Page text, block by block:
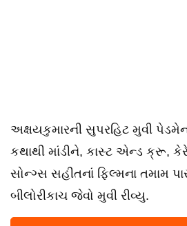
અક્ષયકુમારની સુપરહિટ મુવી
કથાથી માંડીને, કાસ્ટ એન્ડ ક્રૂ,
સોન્ગ્સ સહીતનાં ફિલ્મના તમામ
બીલોરીકાચ જેવો મુવી રીવ્યુ.